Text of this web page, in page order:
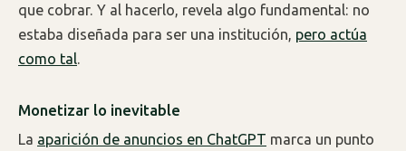
que cobrar. Y al hacerlo, revela algo fundamental: no
estaba diseñada para ser una institución, pero actúa
como tal
Monetizar lo inevitable
La aparición de anuncios en ChatGPT marca un punto